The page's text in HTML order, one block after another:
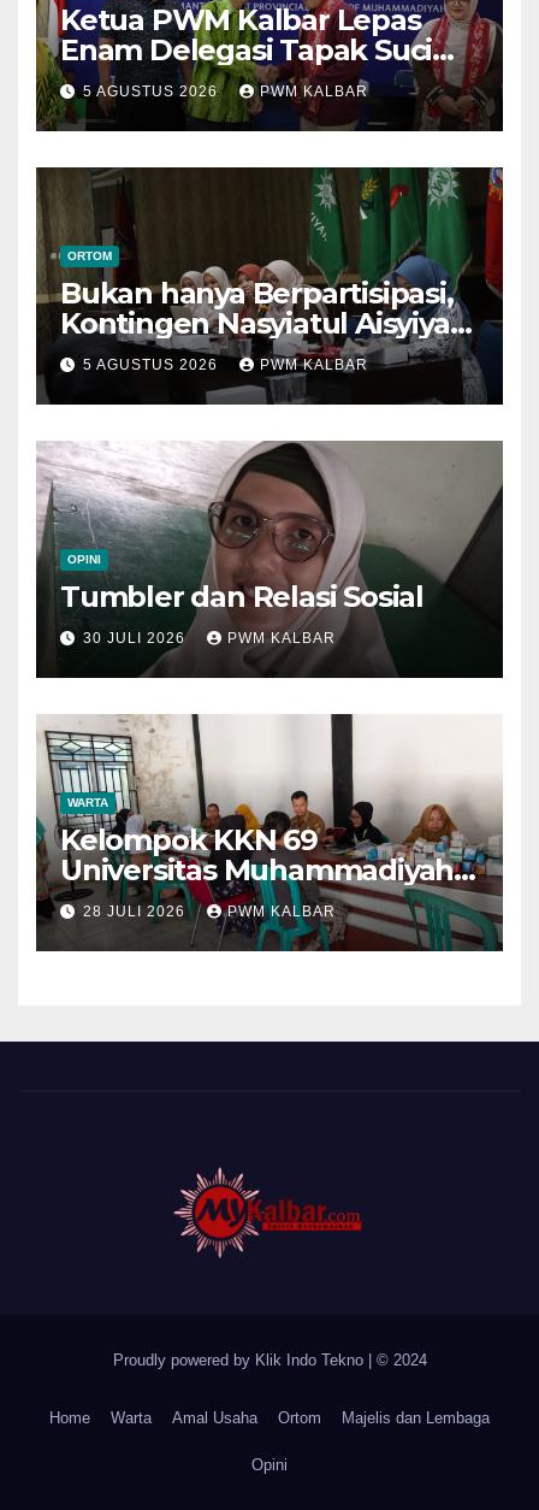
Ketua PWM Kalbar Lepas
Enam Delegasi Tapak Suci
Menuju Muktamar XVI di
Semarang
5 AGUSTUS 2026 PWM KALBAR
ORTOM
Bukan hanya Berpartisipasi,
Kontingen Nasyiatul Aisyiyah
Kalbar Perjuangkan Program
di Muktamar XV
5 AGUSTUS 2026 PWM KALBAR
OPINI
Tumbler dan Relasi Sosial
30 JULI 2026 PWM KALBAR
WARTA
Kelompok KKN 69
Universitas Muhammadiyah
Pontianak Dibagi Dua Tim,
Cat Bangunan dan Dampingi
Pelayanan Posyandu Lansia
28 JULI 2026 PWM KALBAR
Proudly powered by Klik Indo Tekno | © 2024
Home Warta Amal Usaha Ortom Majelis dan Lembaga
Opini